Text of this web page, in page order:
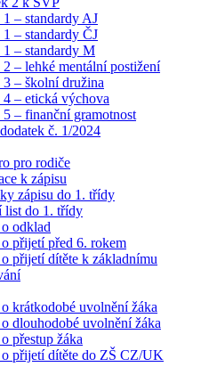
– standardy AJ
– standardy ČJ
1 – standardy M
– lehké mentální postižení
3 – školní družina
4 – etická výchova
5 – finanční gramotnost
č. 1/2024
pro rodiče
k zápisu
zápisu do 1. třídy
list do 1. třídy
odklad
o přijetí před 6. rokem
o přijetí dítěte k základnímu
krátkodobé uvolnění žáka
dlouhodobé uvolnění žáka
přestup žáka
o přijetí dítěte do ZŠ CZ/UK